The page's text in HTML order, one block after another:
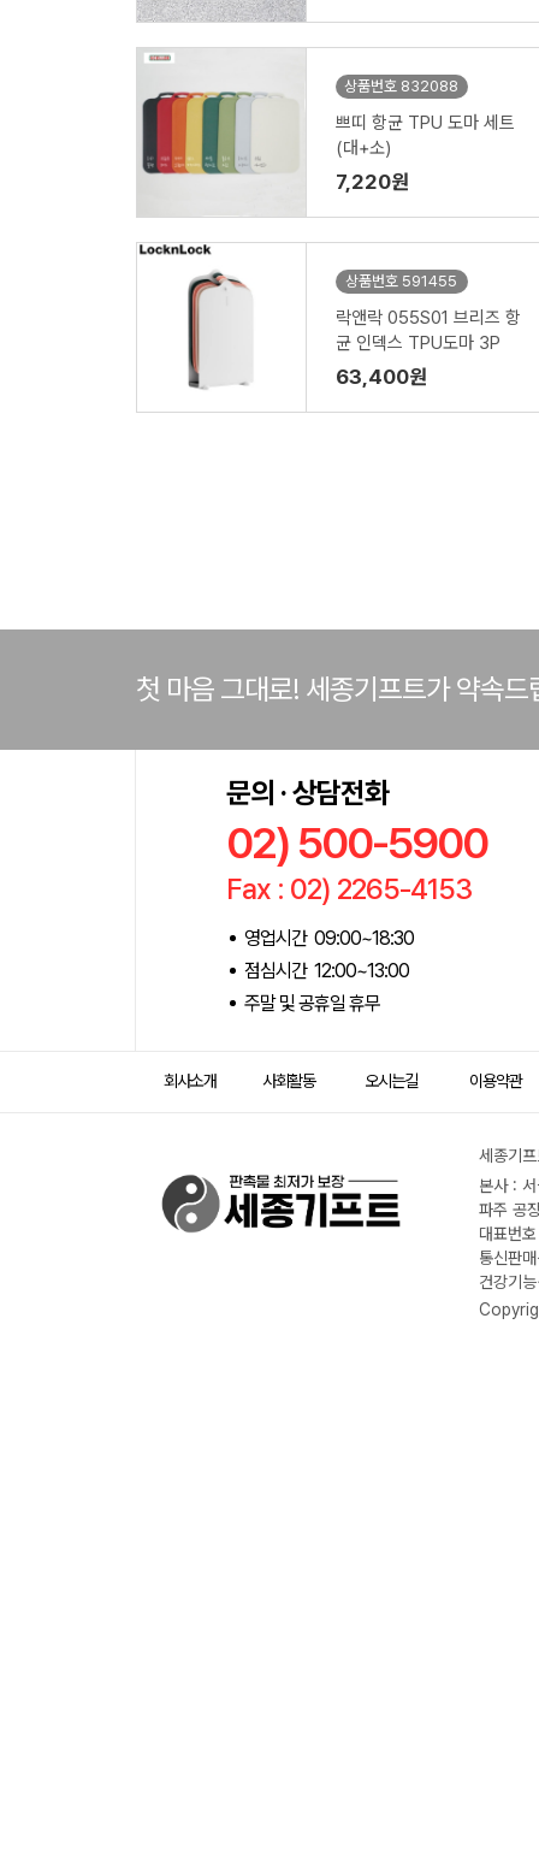
상품번호 832088
쁘띠 항균 TPU 도마 세트
(대+소)
7,220원
상품번호 591455
락앤락 055S01 브리즈 항
균 인덱스 TPU도마 3P
63,400원
첫 마음 그대로! 세종기프트가 약속드
문의 · 상담전화
02) 500-5900
Fax : 02) 2265-4153
영업시간 09:00~18:30
점심시간 12:00~13:00
주말 및 공휴일 휴무
회사소개 사회활동 오시는길 이용약관
세종기
본사 :
파주 공
대표번
통신판
건강기